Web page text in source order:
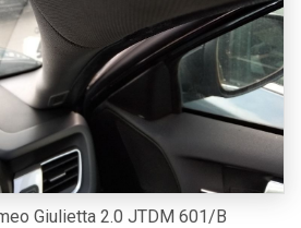
Giulietta 2.0 JTDM 601/B